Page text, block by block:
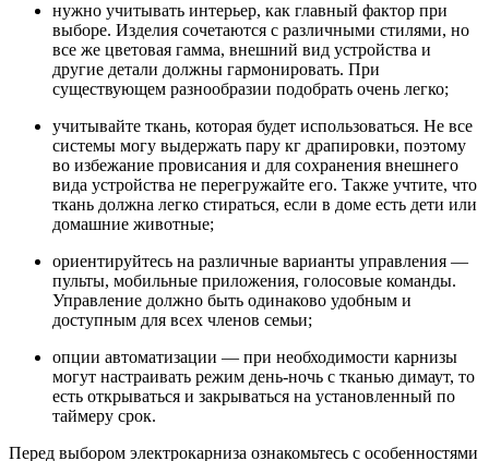
нужно учитывать интерьер, как главный фактор при
выборе. Изделия сочетаются с различными стилями, но
все же цветовая гамма, внешний вид устройства и
другие детали должны гармонировать. При
существующем разнообразии подобрать очень легко;
учитывайте ткань, которая будет использоваться. Не все
системы могу выдержать пару кг драпировки, поэтому
во избежание провисания и для сохранения внешнего
вида устройства не перегружайте его. Также учтите, что
ткань должна легко стираться, если в доме есть дети или
домашние животные;
ориентируйтесь на различные варианты управления —
пульты, мобильные приложения, голосовые команды.
Управление должно быть одинаково удобным и
доступным для всех членов семьи;
опции автоматизации — при необходимости карнизы
могут настраивать режим день-ночь с тканью димаут, то
есть открываться и закрываться на установленный по
таймеру срок.
Перед выбором электрокарниза ознакомьтесь с особенностями